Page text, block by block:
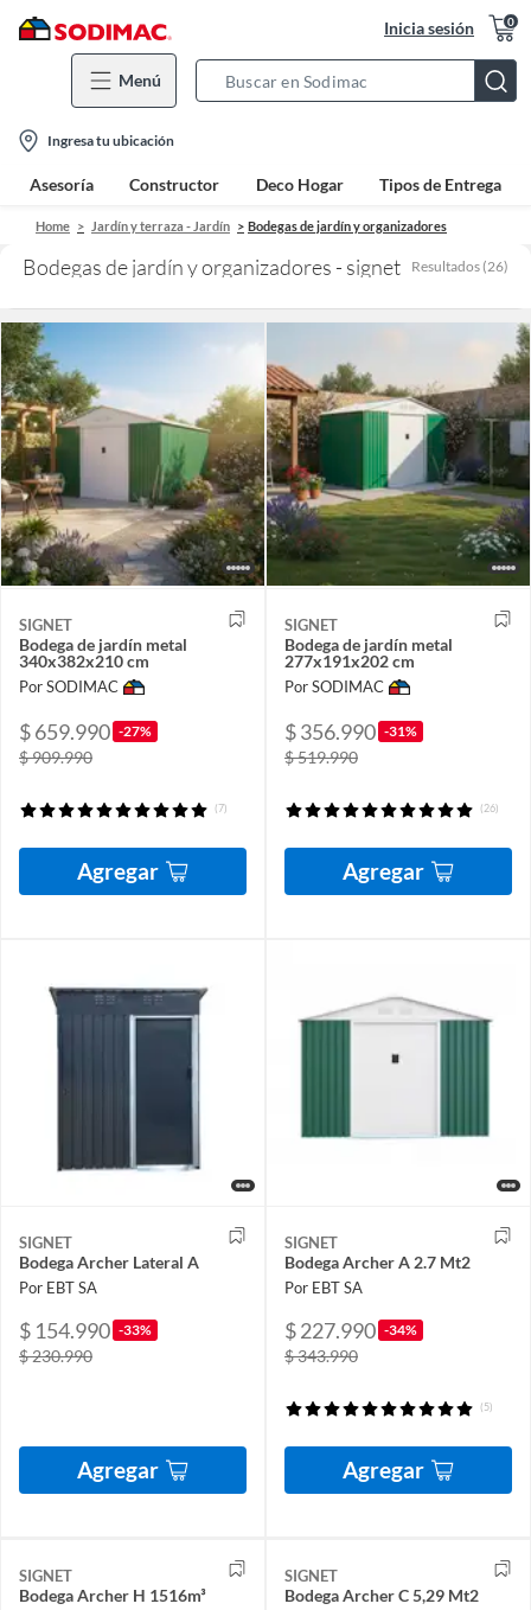
Inicia sesión 0
Menú
Bar
location-
icon
Ingresa tu ubicación
Asesoría Constructor Deco Hogar Tipos de Entrega
Home Jardín y terraza - Jardín Bodegas de jardín y organizadores
Bodegas de jardín y organizadores - signet Resultados (26)
SIGNET
Bodega de jardín metal
340x382x210 cm
Por SODIMAC
$ 659.990 -27%
$ 909.990
(7)
Agregar
SIGNET
Bodega de jardín metal
277x191x202 cm
Por SODIMAC
$ 356.990 -31%
$ 519.990
(26)
Agregar
SIGNET
Bodega Archer Lateral A
Por EBT SA
$ 154.990 -33%
$ 230.990
Agregar
SIGNET
Bodega Archer A 2.7 Mt2
Por EBT SA
$ 227.990 -34%
$ 343.990
(5)
Agregar
SIGNET
Bodega Archer H 1516m³
SIGNET
Bodega Archer C 5,29 Mt2